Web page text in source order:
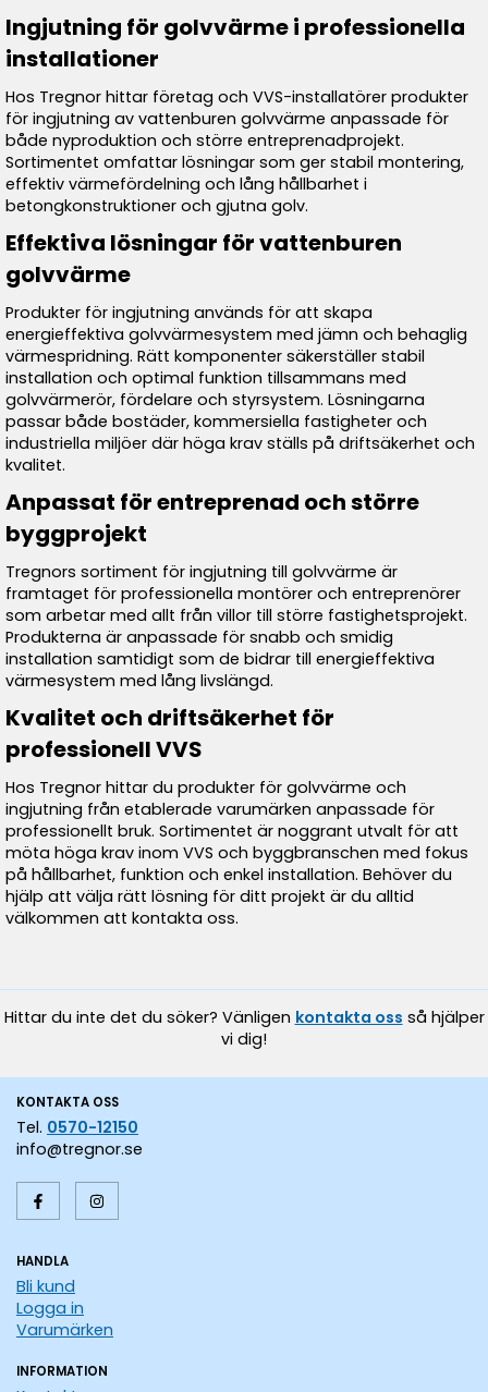
Ingjutning för golvvärme i professionella
installationer
Hos Tregnor hittar företag och VVS-installatörer produkter
för ingjutning av vattenburen golvvärme anpassade för
både nyproduktion och större entreprenadprojekt.
Sortimentet omfattar lösningar som ger stabil montering,
effektiv värmefördelning och lång hållbarhet i
betongkonstruktioner och gjutna golv.
Effektiva lösningar för vattenburen
golvvärme
Produkter för ingjutning används för att skapa
energieffektiva golvvärmesystem med jämn och behaglig
värmespridning. Rätt komponenter säkerställer stabil
installation och optimal funktion tillsammans med
golvvärmerör, fördelare och styrsystem. Lösningarna
passar både bostäder, kommersiella fastigheter och
industriella miljöer där höga krav ställs på driftsäkerhet och
kvalitet.
Anpassat för entreprenad och större
byggprojekt
Tregnors sortiment för ingjutning till golvvärme är
framtaget för professionella montörer och entreprenörer
som arbetar med allt från villor till större fastighetsprojekt.
Produkterna är anpassade för snabb och smidig
installation samtidigt som de bidrar till energieffektiva
värmesystem med lång livslängd.
Kvalitet och driftsäkerhet för
professionell VVS
Hos Tregnor hittar du produkter för golvvärme och
ingjutning från etablerade varumärken anpassade för
professionellt bruk. Sortimentet är noggrant utvalt för att
möta höga krav inom VVS och byggbranschen med fokus
på hållbarhet, funktion och enkel installation. Behöver du
hjälp att välja rätt lösning för ditt projekt är du alltid
välkommen att kontakta oss.
Hittar du inte det du söker? Vänligen kontakta oss så hjälper
vi dig!
KONTAKTA OSS
Tel. 0570-12150
info@tregnor.se
HANDLA
Bli kund
Logga in
Varumärken
INFORMATION